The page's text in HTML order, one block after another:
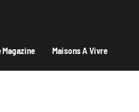
Magazine Maisons A Vivre